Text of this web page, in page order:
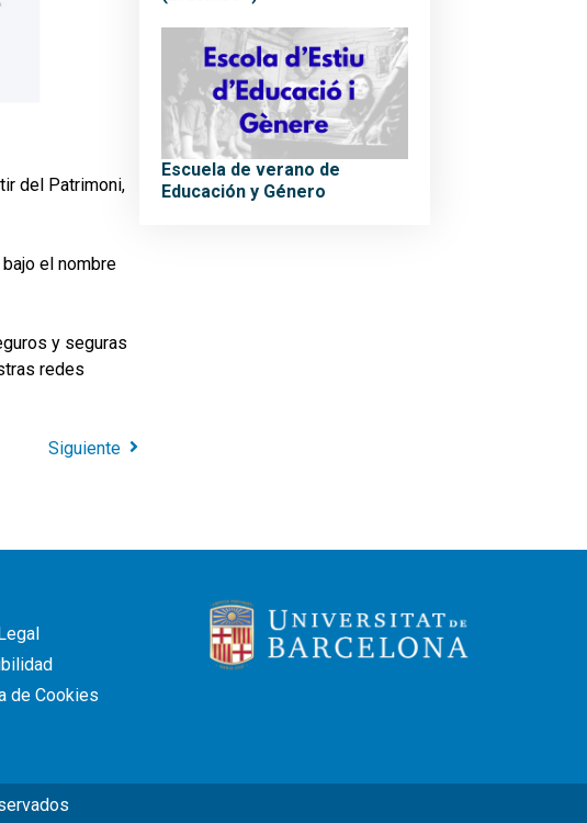
del Patrimoni,
el nombre
y seguras
redes
Siguiente
Escuela de verano de
Educación y Género
de Cookies